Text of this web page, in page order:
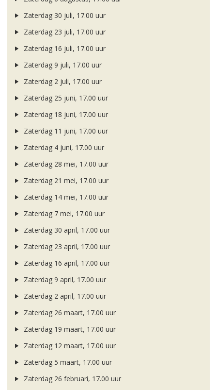
Zaterdag 30 juli, 17.00 uur
Zaterdag 23 juli, 17.00 uur
Zaterdag 16 juli, 17.00 uur
Zaterdag 9 juli, 17.00 uur
Zaterdag 2 juli, 17.00 uur
Zaterdag 25 juni, 17.00 uur
Zaterdag 18 juni, 17.00 uur
Zaterdag 11 juni, 17.00 uur
Zaterdag 4 juni, 17.00 uur
Zaterdag 28 mei, 17.00 uur
Zaterdag 21 mei, 17.00 uur
Zaterdag 14 mei, 17.00 uur
Zaterdag 7 mei, 17.00 uur
Zaterdag 30 april, 17.00 uur
Zaterdag 23 april, 17.00 uur
Zaterdag 16 april, 17.00 uur
Zaterdag 9 april, 17.00 uur
Zaterdag 2 april, 17.00 uur
Zaterdag 26 maart, 17.00 uur
Zaterdag 19 maart, 17.00 uur
Zaterdag 12 maart, 17.00 uur
Zaterdag 5 maart, 17.00 uur
Zaterdag 26 februari, 17.00 uur